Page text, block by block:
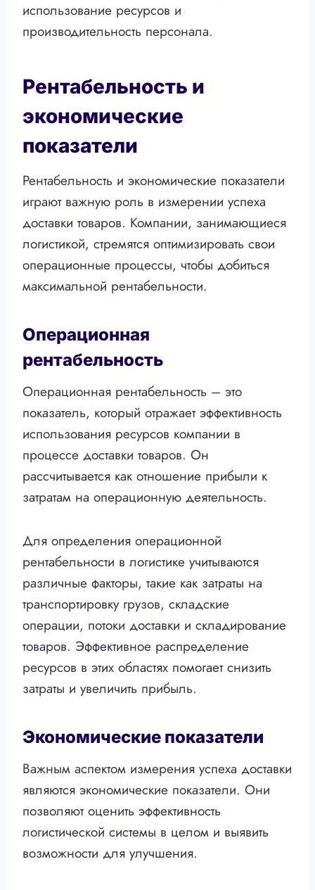
использование ресурсов и
производительность персонала.
Рентабельность и
экономические
показатели
Рентабельность и экономические показатели
играют важную роль в измерении успеха
доставки товаров. Компании, занимающиеся
логистикой, стремятся оптимизировать свои
операционные процессы, чтобы добиться
максимальной рентабельности.
Операционная
рентабельность
Операционная рентабельность – это
показатель, который отражает эффективность
использования ресурсов компании в
процессе доставки товаров. Он
рассчитывается как отношение прибыли к
затратам на операционную деятельность.
Для определения операционной
рентабельности в логистике учитываются
различные факторы, такие как затраты на
транспортировку грузов, складские
операции, потоки доставки и складирование
товаров. Эффективное распределение
ресурсов в этих областях помогает снизить
затраты и увеличить прибыль.
Экономические показатели
Важным аспектом измерения успеха доставки
являются экономические показатели. Они
позволяют оценить эффективность
логистической системы в целом и выявить
возможности для улучшения.